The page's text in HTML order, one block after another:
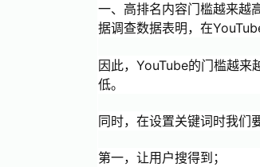
一、高排名内容门槛越来越
据调查数据表明，在
因此，YouTube的门槛越来
低。
同时，在设置关键词时我们
第一，让用户搜得到；